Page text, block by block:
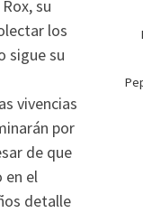
su
los
sigue su
vivencias
por
de que
en el
detalle